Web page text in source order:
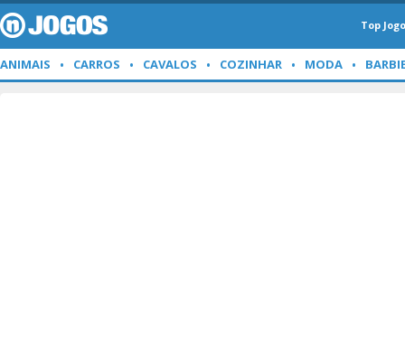
Top
ANIMAIS CARROS CAVALOS COZINHAR MODA